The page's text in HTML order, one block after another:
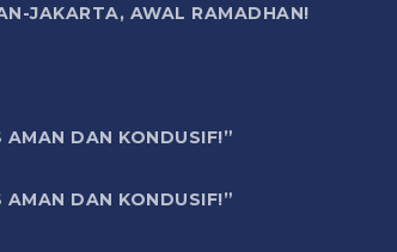
JAKARTA, AWAL RAMADHAN!
DAN KONDUSIF!”
DAN KONDUSIF!”